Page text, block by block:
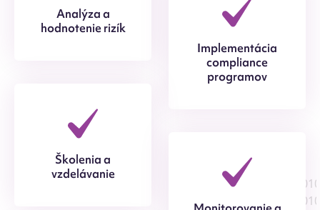
Analýza a
hodnotenie rizík
Implementácia
compliance
programov
Školenia a
vzdelávanie